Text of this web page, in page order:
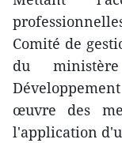
Comité de
du
œuvre des
l'application